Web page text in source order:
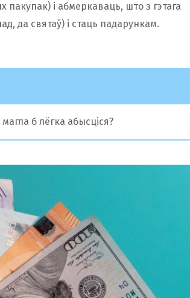
пакупак) і абмеркаваць, што з гэтага
да святаў) і стаць падарункам.
б лёгка абысціся?